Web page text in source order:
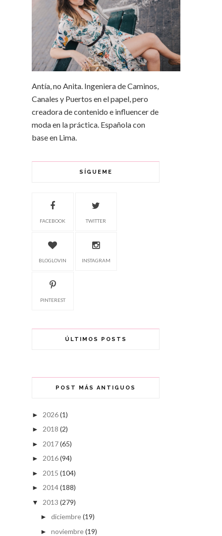
Antía, no Anita. Ingeniera de Caminos,
Canales y Puertos en el papel, pero
creadora de contenido e influencer de
moda en la práctica. Española con
base en Lima.
SÍGUEME
FACEBOOK TWITTER
BLOGLOVIN INSTAGRAM
PINTEREST
ÚLTIMOS POSTS
POST MÁS ANTIGUOS
► 2026(1)
► 2018 (2)
► 2017(65)
► 2016(94)
► 2015 (104)
► 2014(188)
▼ 2013 (279)
► diciembre(19)
► noviembre(19)